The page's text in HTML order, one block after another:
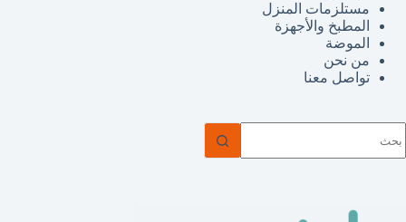
مستلزمات المنزل
المطبخ والأجهزة
الموضة
من نحن
تواصل معنا
توجد